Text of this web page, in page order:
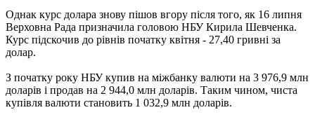
Однак курс долара знову пішов вгору після того, як 16 липня
Верховна Рада призначила головою НБУ Кирила Шевченка.
Курс підскочив до рівнів початку квітня - 27,40 гривні за
долар.
З початку року НБУ купив на міжбанку валюти на 3 976,9 млн
доларів і продав на 2 944,0 млн доларів. Таким чином, чиста
купівля валюти становить 1 032,9 млн доларів.